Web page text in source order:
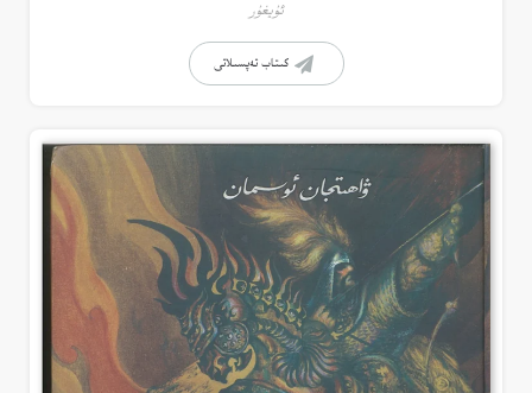
ئۇيغۇر
كىتاب تەپسىلاتى